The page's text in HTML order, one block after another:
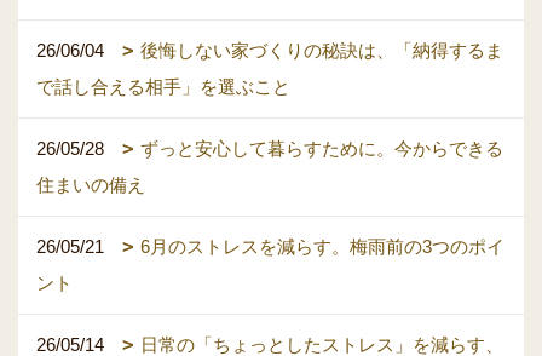
26/06/04
後悔しない家づくりの秘訣は、「納得するま
で話し合える相手」を選ぶこと
26/05/28
ずっと安心して暮らすために。今からできる
住まいの備え
26/05/21
6月のストレスを減らす。梅雨前の3つのポイ
ント
26/05/14
日常の「ちょっとしたストレス」を減らす、